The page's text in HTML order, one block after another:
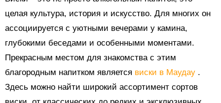
целая культура, история и искусство. Для многих он
ассоциируется с уютными вечерами у камина,
глубокими беседами и особенными моментами.
Прекрасным местом для знакомства с этим
благородным напитком является виски в Маудау .
Здесь можно найти широкий ассортимент сортов